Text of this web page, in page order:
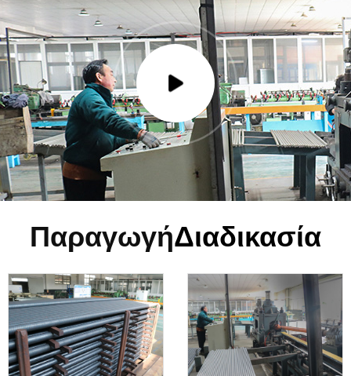
ΠαραγωγήΔιαδικασία